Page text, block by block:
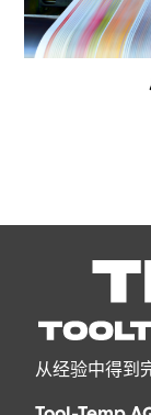
从经验中得到